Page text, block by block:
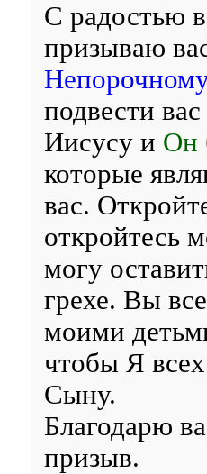
С радостью
призываю
подвести
Иисусу и Он
которые
вас.
откройтесь
могу
грехе. Вы
моими
чтобы Я
Сыну.
Благодарю
призыв.